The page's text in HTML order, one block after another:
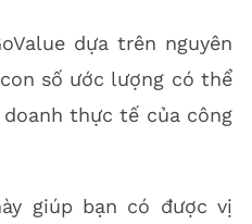
dựa trên nguyên
số ước lượng có thể
thực tế của công
giúp bạn có được vị